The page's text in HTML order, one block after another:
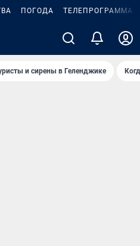
ПОГОДА ТЕЛЕПРОГРАММА
и сирены в Геленджике